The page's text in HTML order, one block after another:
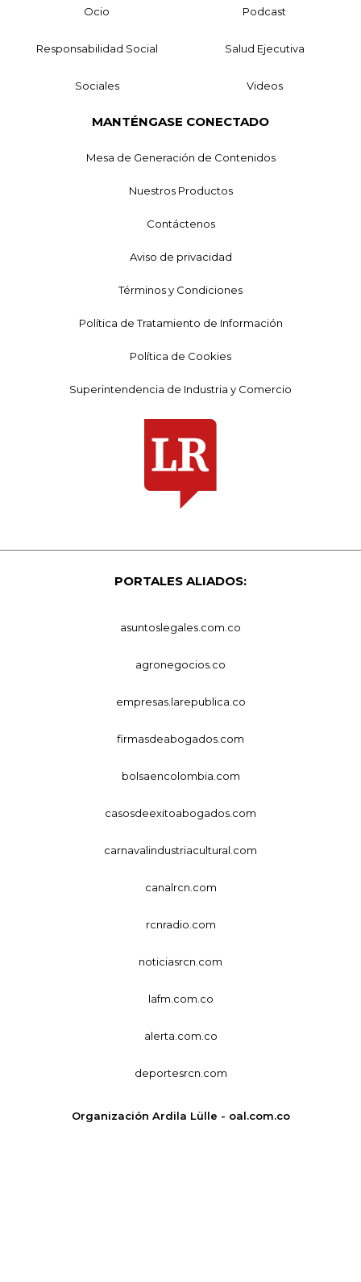
Ocio Podcast
Responsabilidad Social Salud Ejecutiva
Sociales Videos
MANTÉNGASE CONECTADO
Mesa de Generación de Contenidos
Nuestros Productos
Contáctenos
Aviso de privacidad
Términos y Condiciones
Política de Tratamiento de Información
Política de Cookies
Superintendencia de Industria y Comercio
PORTALES ALIADOS:
asuntoslegales.com.co
agronegocios.co
empresas.larepublica.co
firmasdeabogados.com
bolsaencolombia.com
casosdeexitoabogados.com
carnavalindustriacultural.com
canalrcn.com
rcnradio.com
noticiasrcn.com
lafm.com.co
alerta.com.co
deportesrcn.com
Organización Ardila Lülle - oal.com.co